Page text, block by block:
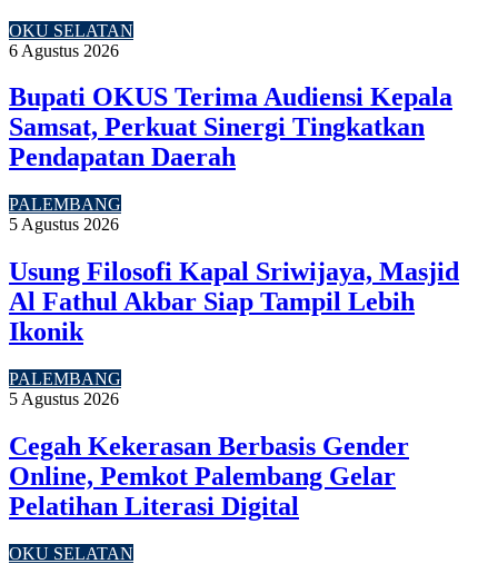
OKU SELATAN
6 Agustus 2026
Bupati OKUS Terima Audiensi Kepala
Samsat, Perkuat Sinergi Tingkatkan
Pendapatan Daerah
PALEMBANG
5 Agustus 2026
Usung Filosofi Kapal Sriwijaya, Masjid
Al Fathul Akbar Siap Tampil Lebih
Ikonik
PALEMBANG
5 Agustus 2026
Cegah Kekerasan Berbasis Gender
Online, Pemkot Palembang Gelar
Pelatihan Literasi Digital
OKU SELATAN